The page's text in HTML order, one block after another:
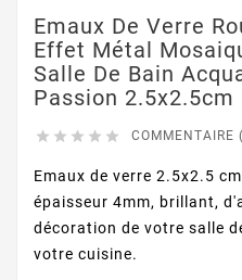
Emaux De Verre
Effet Métal
Salle De Bain
Passion 2.5x2.5cm
     COMMENTAIRE
Emaux de verre 2.5x2.5
épaisseur 4mm, brillant,
décoration de votre salle
votre cuisine.